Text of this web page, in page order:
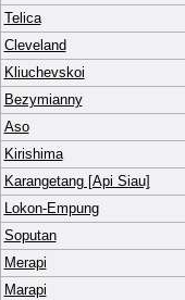
Telica
Cleveland
Kliuchevskoi
Bezymianny
Aso
Kirishima
Karangetang [Api Siau]
Lokon-Empung
Soputan
Merapi
Marapi